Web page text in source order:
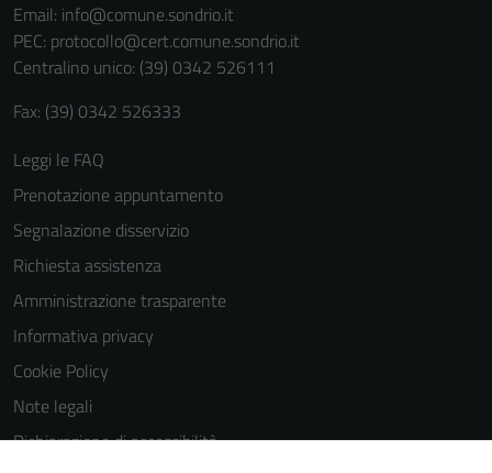
Email: info@comune.sondrio.it
PEC: protocollo@cert.comune.sondrio.it
Centralino unico: (39) 0342 526111
Fax: (39) 0342 526333
Leggi le FAQ
Prenotazione appuntamento
Segnalazione disservizio
Richiesta assistenza
Amministrazione trasparente
Informativa privacy
Cookie Policy
Note legali
Dichiarazione di accessibilità